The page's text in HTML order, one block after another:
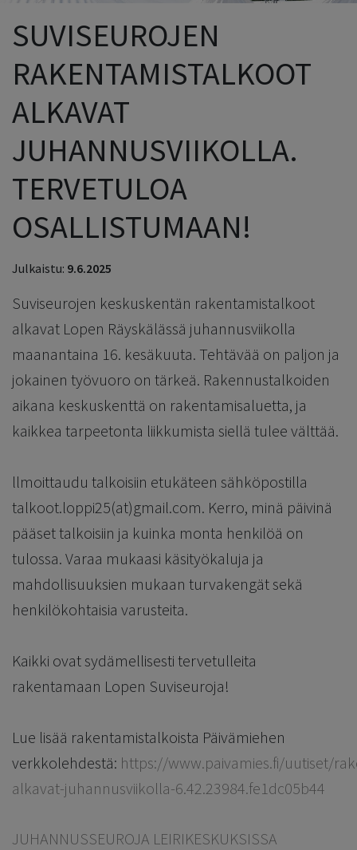
SUVISEUROJEN
RAKENTAMISTALKOOT
ALKAVAT
JUHANNUSVIIKOLLA.
TERVETULOA
OSALLISTUMAAN!
Julkaistu: 9.6.2025
Suviseurojen keskuskentän rakentamistalkoot
alkavat Lopen Räyskälässä juhannusviikolla
maanantaina 16. kesäkuuta. Tehtävää on paljon ja
jokainen työvuoro on tärkeä. Rakennustalkoiden
aikana keskuskenttä on rakentamisaluetta, ja
kaikkea tarpeetonta liikkumista siellä tulee välttää.
llmoittaudu talkoisiin etukäteen sähköpostilla
talkoot.loppi25(at)gmail.com. Kerro, minä päivinä
pääset talkoisiin ja kuinka monta henkilöä on
tulossa. Varaa mukaasi käsityökaluja ja
mahdollisuuksien mukaan turvakengät sekä
henkilökohtaisia varusteita.
Kaikki ovat sydämellisesti tervetulleita
rakentamaan Lopen Suviseuroja!
Lue lisää rakentamistalkoista Päivämiehen
verkkolehdestä: https://www.paivamies.fi/uutiset/
alkavat-juhannusviikolla-6.42.23984.fe1dc05b44
JUHANNUSSEUROJA LEIRIKESKUKSISSA